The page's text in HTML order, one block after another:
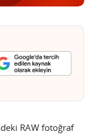
RAW fotoğraf